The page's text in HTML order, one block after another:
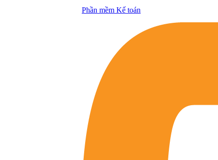
Phần mềm Kế toán